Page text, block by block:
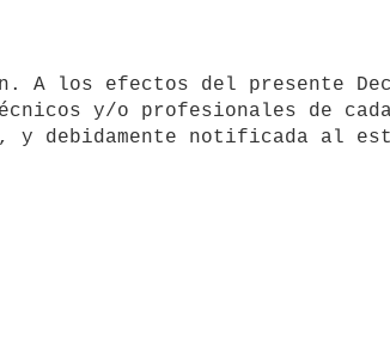
y/o profesionales de